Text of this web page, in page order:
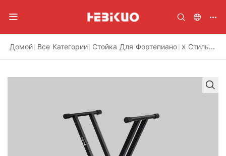
Домой Все Категории Стойка Для Фортепиано X Стиль бестселлера для клавиатуры регулируемая высота